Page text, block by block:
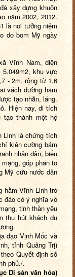
xây dựng khuôn
năm 2002, 2012.
là nơi tưởng niệm
do bom Mỹ ngày
Vĩnh Nam, diện
khu vực
- 2m, rộng từ 1,6
vách đường hầm
tạo nhẵn, láng.
Hiện nay, di tích
tạo thành một hệ
Linh là chứng tích
kiên cường bám
nhân dân, biểu
góp phần to
Mỹ cứu nước dân
hầm Vĩnh Linh trở
đáo có ý nghĩa vô
tinh thần yêu
thu hút khách du
đạo Vịnh Mốc và
tỉnh Quảng Trị)
Quyết định số
phủ./.
Di sản văn hóa)